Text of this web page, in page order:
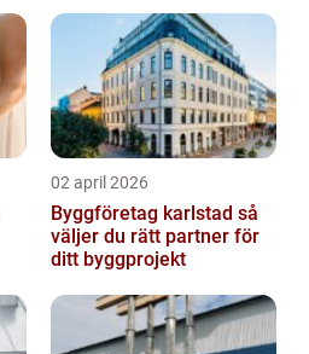
02 april 2026
Byggföretag karlstad så
väljer du rätt partner för
ditt byggprojekt